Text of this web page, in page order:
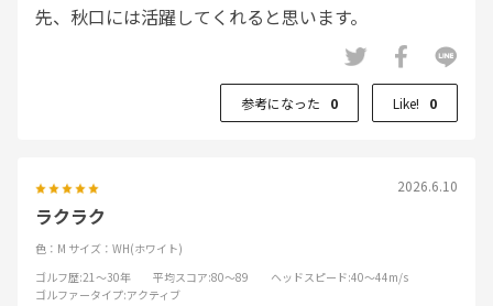
先、秋口には活躍してくれると思います。
参考になった 0 Like! 0
2026.6.10
ラクラク
色：M サイズ：WH(ホワイト)
ゴルフ歴:21～30年 平均スコア:80～89 ヘッドスピード:40～44m/s
ゴルファータイプ:アクティブ